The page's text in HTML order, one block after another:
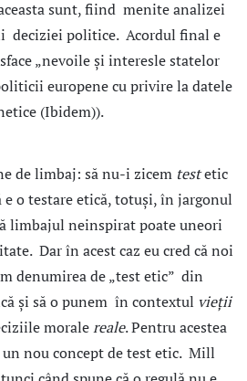
sunt, fiind menite analizei
deciziei politice. Acordul final e
„nevoile şi interesle statelor
europene cu privire la datele
(Ibidem)).
de limbaj: să nu-i zicem testetic
o testare etică, totuşi, în jargonul
limbajul neinspirat poate uneori
Dar în acest caz eu cred că noi
denumirea de „test etic” din
şi să o punem în contextul vieţii
moralereale. Pentru acestea
nou concept de test etic. Mill